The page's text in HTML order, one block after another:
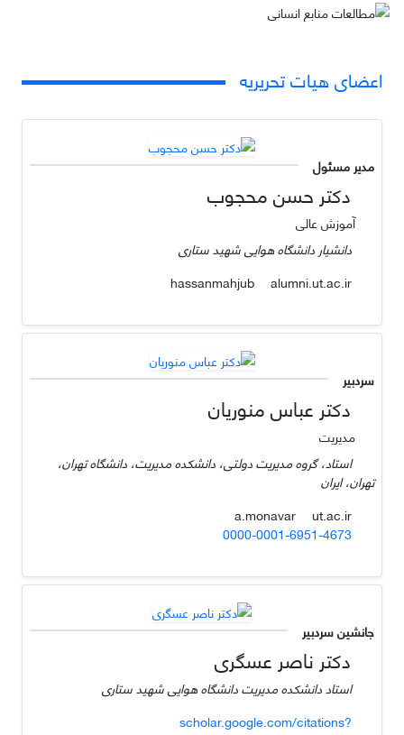
اعضای هیات تحریریه
مدیر مسئول
دکتر حسن محجوب
آموزش عالی
دانشیار دانشگاه هوایی شهید ستاری
hassanmahjub
alumni.ut.ac.ir
سردبیر
دکتر عباس منوریان
مدیریت
استاد، گروه مدیریت دولتی، دانشکده مدیریت، دانشگاه تهران،
تهران، ایران
a.monavar
ut.ac.ir
0000-0001-6951-4673
جانشین سردبیر
دکتر ناصر عسگری
استاد دانشکده مدیریت دانشگاه هوایی شهید ستاری
scholar.google.com/citations?